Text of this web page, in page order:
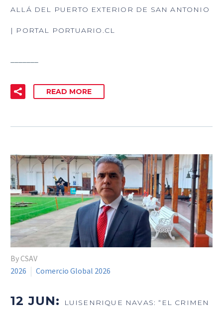
ALLÁ DEL PUERTO EXTERIOR DE SAN ANTONIO
| PORTAL PORTUARIO.CL
READ MORE
By CSAV
2026
Comercio Global 2026
12 JUN: LUISENRIQUE NAVAS: “EL CRIMEN